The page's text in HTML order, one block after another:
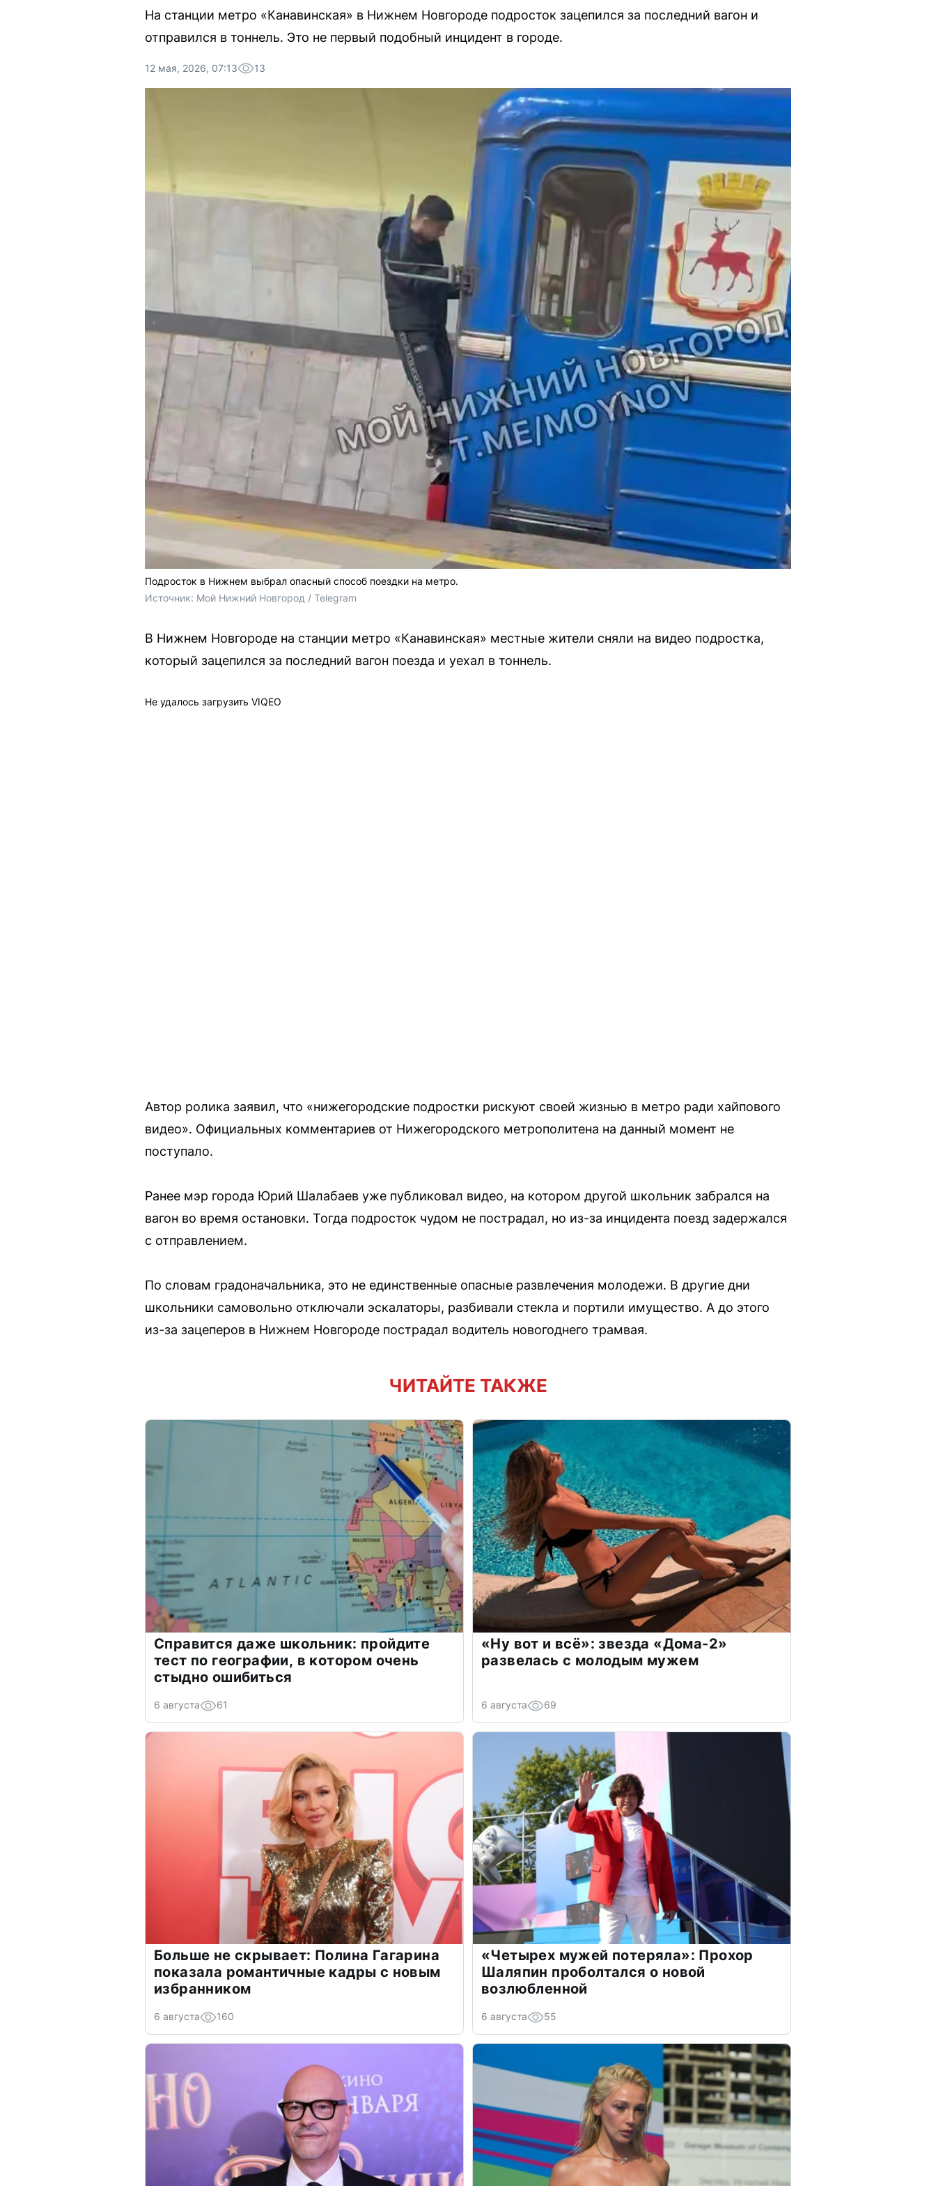
На станции метро «Канавинская» в Нижнем Новгороде подросток зацепился за последний вагон и
отправился в тоннель. Это не первый подобный инцидент в городе.
12 мая, 2026, 07:13 13
Подросток в Нижнем выбрал опасный способ поездки на метро.
Источник: Мой Нижний Новгород / Telegram
В Нижнем Новгороде на станции метро «Канавинская» местные жители сняли на видео подростка,
который зацепился за последний вагон поезда и уехал в тоннель.
Не удалось загрузить VIQEO
Автор ролика заявил, что «нижегородские подростки рискуют своей жизнью в метро ради хайпового
видео». Официальных комментариев от Нижегородского метрополитена на данный момент не
поступало.
Ранее мэр города Юрий Шалабаев уже публиковал видео, на котором другой школьник забрался на
вагон во время остановки. Тогда подросток чудом не пострадал, но из-за инцидента поезд задержался
с отправлением.
По словам градоначальника, это не единственные опасные развлечения молодежи. В другие дни
школьники самовольно отключали эскалаторы, разбивали стекла и портили имущество. А до этого
из-за зацеперов в Нижнем Новгороде пострадал водитель новогоднего трамвая.
ЧИТАЙТЕ ТАКЖЕ
Справится даже школьник: пройдите
тест по географии, в котором очень
стыдно ошибиться
6 августа 61
«Ну вот и всё»: звезда «Дома-2»
развелась с молодым мужем
6 августа 69
Больше не скрывает: Полина Гагарина
показала романтичные кадры с новым
избранником
6 августа 160
«Четырех мужей потеряла»: Прохор
Шаляпин проболтался о новой
возлюбленной
6 августа 55